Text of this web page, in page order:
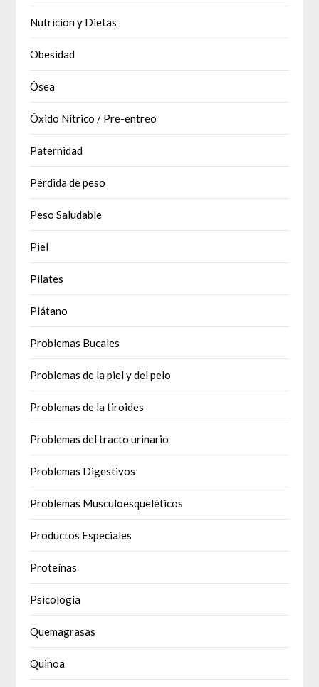
Nutrición y Dietas
Obesidad
Ósea
Óxido Nítrico / Pre-entreo
Paternidad
Pérdida de peso
Peso Saludable
Piel
Pilates
Plátano
Problemas Bucales
Problemas de la piel y del pelo
Problemas de la tiroides
Problemas del tracto urinario
Problemas Digestivos
Problemas Musculoesqueléticos
Productos Especiales
Proteínas
Psicología
Quemagrasas
Quinoa